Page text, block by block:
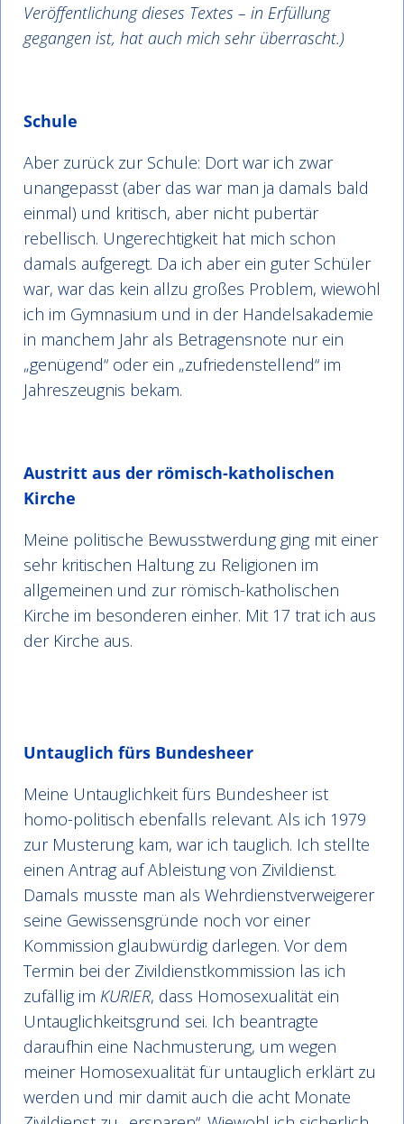
Veröffentlichung dieses Textes – in Erfüllung
gegangen ist, hat auch mich sehr überrascht.)
Schule
Aber zurück zur Schule: Dort war ich zwar
unangepasst (aber das war man ja damals bald
einmal) und kritisch, aber nicht pubertär
rebellisch. Ungerechtigkeit hat mich schon
damals aufgeregt. Da ich aber ein guter Schüler
war, war das kein allzu großes Problem, wiewohl
ich im Gymnasium und in der Handelsakademie
in manchem Jahr als Betragensnote nur ein
„genügend“ oder ein „zufriedenstellend“ im
Jahreszeugnis bekam.
Austritt aus der römisch-katholischen
Kirche
Meine politische Bewusstwerdung ging mit einer
sehr kritischen Haltung zu Religionen im
allgemeinen und zur römisch-katholischen
Kirche im besonderen einher. Mit 17 trat ich aus
der Kirche aus.
Untauglich fürs Bundesheer
Meine Untauglichkeit fürs Bundesheer ist
homo-politisch ebenfalls relevant. Als ich 1979
zur Musterung kam, war ich tauglich. Ich stellte
einen Antrag auf Ableistung von Zivildienst.
Damals musste man als Wehrdienstverweigerer
seine Gewissensgründe noch vor einer
Kommission glaubwürdig darlegen. Vor dem
Termin bei der Zivildienstkommission las ich
zufällig im KURIER, dass Homosexualität ein
Untauglichkeitsgrund sei. Ich beantragte
daraufhin eine Nachmusterung, um wegen
meiner Homosexualität für untauglich erklärt zu
werden und mir damit auch die acht Monate